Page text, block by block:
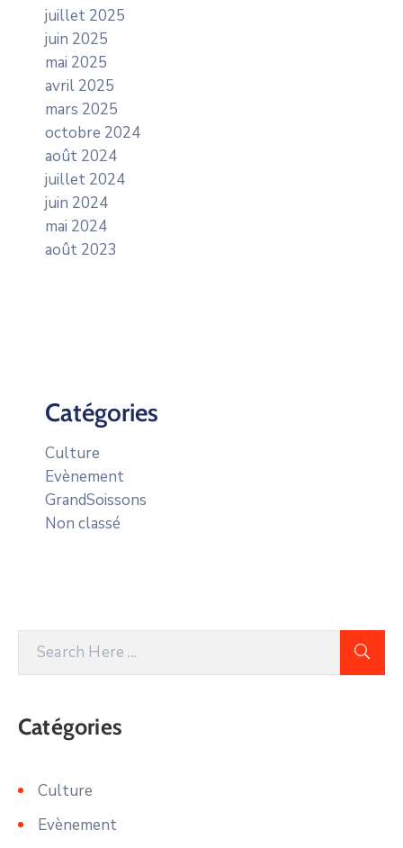
juillet 2025
juin 2025
mai 2025
avril 2025
mars 2025
octobre 2024
août 2024
juillet 2024
juin 2024
mai 2024
août 2023
Catégories
Culture
Evènement
GrandSoissons
Non classé
Catégories
Culture
Evènement